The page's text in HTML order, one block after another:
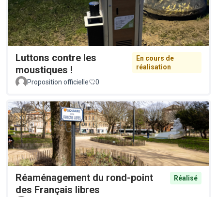
Luttons contre les
moustiques !
En cours de
réalisation
Proposition officielle
0
Réaménagement du rond-point
des Français libres
Réalisé